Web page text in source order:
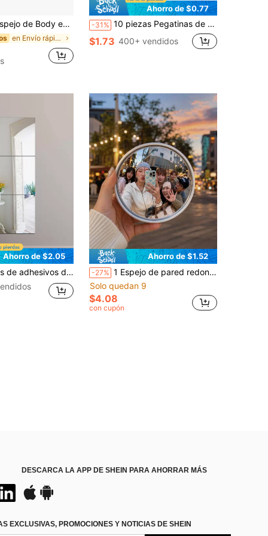
de alta calidad de 59"X16" con diseño de arco, marco de aleación de aluminio que garantiza la estabilidad, diseño de pie para el dormitorio, color negro
en Envío rápido Espejos de suelo y de cuerpo enter
Ahorro de $0.77
-31% 10 piezas Pegatinas de espejo en forma de corazón, decoración de espejo acrílico, decoración del hogar en 3D con corazones, decoración de vuelta a la escuela, suministros de estudio
$1.73 400+ vendidos
Ahorro de $2.05
espejo 3D de acrílico de 2 mm de grosor, adecuados para sala de estar, dormitorio, cocina, baño. 30*30cm/11.8*11.8in Mejores regalos
Ahorro de $1.52
-27% 1 Espejo de pared redondo grande estilo minimalista para decoración de muebles, espejo convexo para selfies de viaje, espejo de pared colgante horizontal de Body completo con marco de plástico, sin necesidad de energía | Adecuado para decoración de pared de sala de estar, dormitorio, entrada, baño, espejo de selfie para vestidor, decoración de habitación, decoración de vestidor, decoración de habitación individual, fotografía de viaje
Solo quedan 9
$4.08
con cupón
DESCARCA LA APP DE SHEIN PARA AHORRAR MÁS
EXCLUSIVAS, PROMOCIONES Y NOTICIAS DE SHEIN